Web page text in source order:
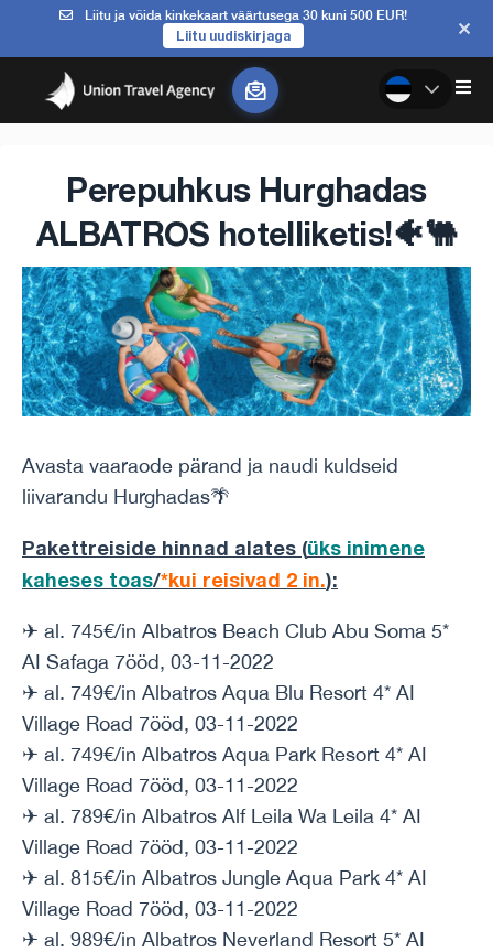
Liitu ja võida kinkekaart väärtusega 30 kuni 500 EUR!
Liitu uudiskirjaga
Perepuhkus Hurghadas
ALBATROS hotelliketis!🐠🐫
Avasta vaaraode pärand ja naudi kuldseid
liivarandu Hurghadas🌴
Pakettreiside hinnad alates (üks inimene
kaheses toas/*kui reisivad 2 in.):
✈ al. 745€/in Albatros Beach Club Abu Soma 5*
AI Safaga 7ööd, 03-11-2022
✈ al. 749€/in Albatros Aqua Blu Resort 4* AI
Village Road 7ööd, 03-11-2022
✈ al. 749€/in Albatros Aqua Park Resort 4* AI
Village Road 7ööd, 03-11-2022
✈ al. 789€/in Albatros Alf Leila Wa Leila 4* AI
Village Road 7ööd, 03-11-2022
✈ al. 815€/in Albatros Jungle Aqua Park 4* AI
Village Road 7ööd, 03-11-2022
✈ al. 989€/in Albatros Neverland Resort 5* AI